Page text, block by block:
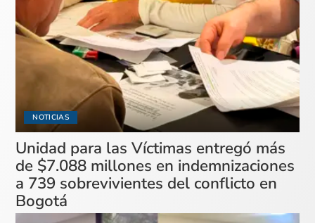
NOTICIAS
Unidad para las Víctimas entregó más
de $7.088 millones en indemnizaciones
a 739 sobrevivientes del conflicto en
Bogotá